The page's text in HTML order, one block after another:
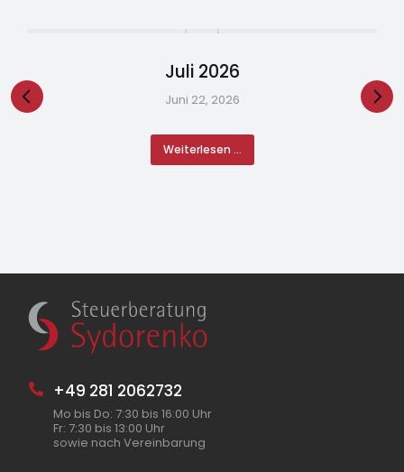
Juli 2026
Juni 22, 2026
Weiterlesen ...
+49 281 2062732
Mo bis Do: 7:30 bis 16:00 Uhr
Fr: 7:30 bis 13:00 Uhr
sowie nach Vereinbarung